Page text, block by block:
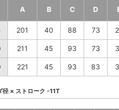
A B C D
201 40 88 73
211 45 93 73
221 45 93 83
径 × ストローク -11T